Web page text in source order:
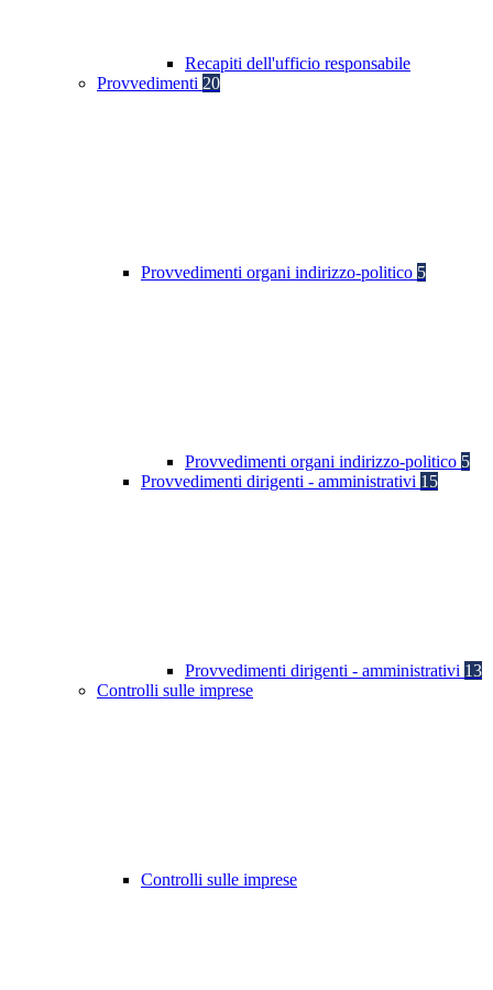
Recapiti dell'ufficio responsabile
Provvedimenti 20
Provvedimenti organi indirizzo-politico 5
Provvedimenti organi indirizzo-politico 5
Provvedimenti dirigenti - amministrativi 15
Provvedimenti dirigenti - amministrativi 13
Controlli sulle imprese
Controlli sulle imprese